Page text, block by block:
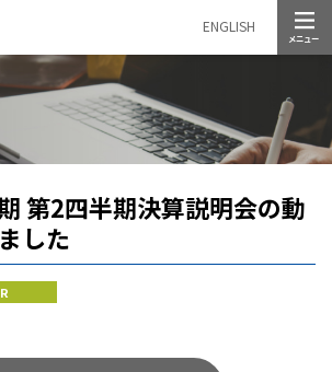
ENGLISH
第2四半期決算説明会の動
した